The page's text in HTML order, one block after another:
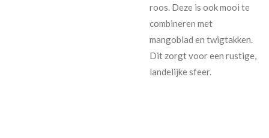
roos. Deze is ook mooi te
combineren met
mangoblad en twigtakken.
Dit zorgt voor een rustige,
landelijke sfeer.